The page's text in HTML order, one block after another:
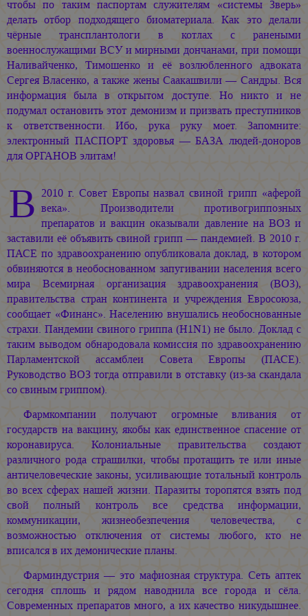
чтобы по таким паспортам служителям «системы Зверь»
делать отбор подходящего биоматериала. Как это делали
чёрные трансплантологи в котлах с ранеными
военнослужащими ВСУ и мирными дончанами, при помощи
Наливайченко, Тимошенко и её возлюбленного адвоката
Сергея Власенко, а также жены Саакашвили — Сандры. Вся
информация была в открытом доступе. Но никто и не
подумал остановить этот демонизм и призвать преступников
к ответственности. Ибо, рука руку моет. Запомните:
электронный ПАСПОРТ здоровья — БАЗА людей-доноров
для ОРГАНОВ элитам!
В 2010 г. Совет Европы назвал свиной грипп «аферой
века». Производители противогриппозных
препаратов и вакцин оказывали давление на ВОЗ и
заставили её объявить свиной грипп — пандемией. В 2010 г.
ПАСЕ по здравоохранению опубликовала доклад, в котором
обвиняются в необоснованном запугивании населения всего
мира Всемирная организация здравоохранения (ВОЗ),
правительства стран континента и учреждения Евросоюза,
сообщает «Финанс». Населению внушались необоснованные
страхи. Пандемии свиного гриппа (H1N1) не было. Доклад с
таким выводом обнародовала комиссия по здравоохранению
Парламентской ассамблеи Совета Европы (ПАСЕ).
Руководство ВОЗ тогда отправили в отставку (из-за скандала
со свиным гриппом).
Фармкомпании получают огромные вливания от
государств на вакцину, якобы как единственное спасение от
коронавируса. Колониальные правительства создают
различного рода страшилки, чтобы протащить те или иные
античеловеческие законы, усиливающие тотальный контроль
во всех сферах нашей жизни. Паразиты торопятся взять под
свой полный контроль все средства информации,
коммуникации, жизнеобезпечения человечества, с
возможностью отключения от системы любого, кто не
вписался в их демонические планы.
Фарминдустрия — это мафиозная структура. Сеть аптек
сегодня сплошь и рядом наводнила все города и сёла.
Современных препаратов много, а их качество никудышнее.